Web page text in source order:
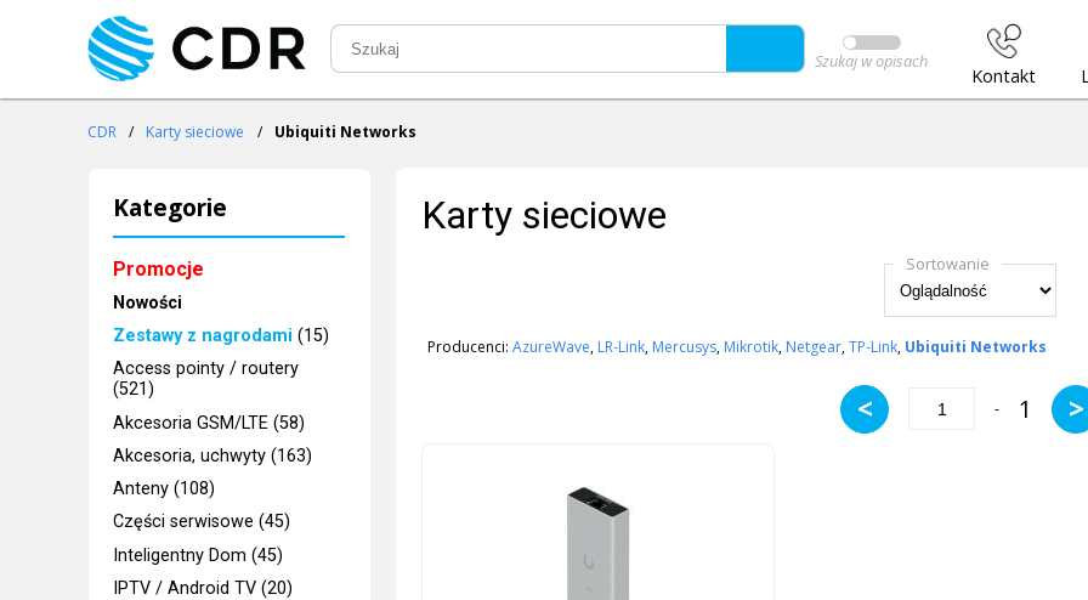
Szukaj w opisach
Kontakt
CDR / Karty sieciowe / Ubiquiti Networks
Kategorie
Promocje
Nowości
Zestawy z nagrodami (15)
Access pointy / routery
(521)
Akcesoria GSM/LTE (58)
Akcesoria, uchwyty (163)
Anteny (108)
Części serwisowe (45)
Inteligentny Dom (45)
IPTV / Android TV (20)
Karty sieciowe
Sortowanie
Producenci: AzureWave, LR-Link, Mercusys, Mikrotik, Netgear,TP-Link, Ubiquiti Networks
< - 1 >